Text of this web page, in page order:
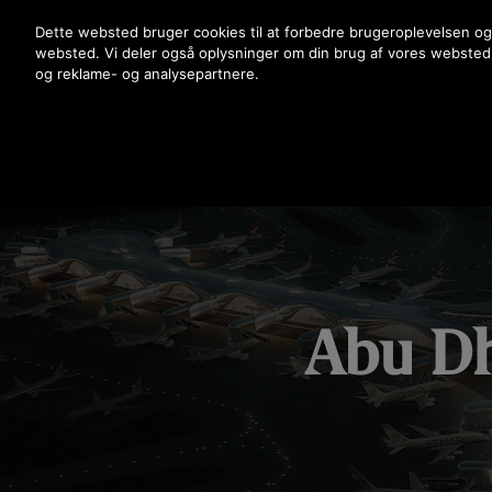
Tryk på Enter for at springe til hovedindholdet
Abu
Dette websted bruger cookies til at forbedre brugeroplevelsen
websted. Vi deler også oplysninger om din brug af vores
og reklame- og analysepartnere.